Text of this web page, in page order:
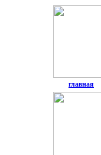
главная